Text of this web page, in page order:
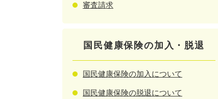
審査請求
国民健康保険の加入・脱退
国民健康保険の加入について
国民健康保険の脱退について